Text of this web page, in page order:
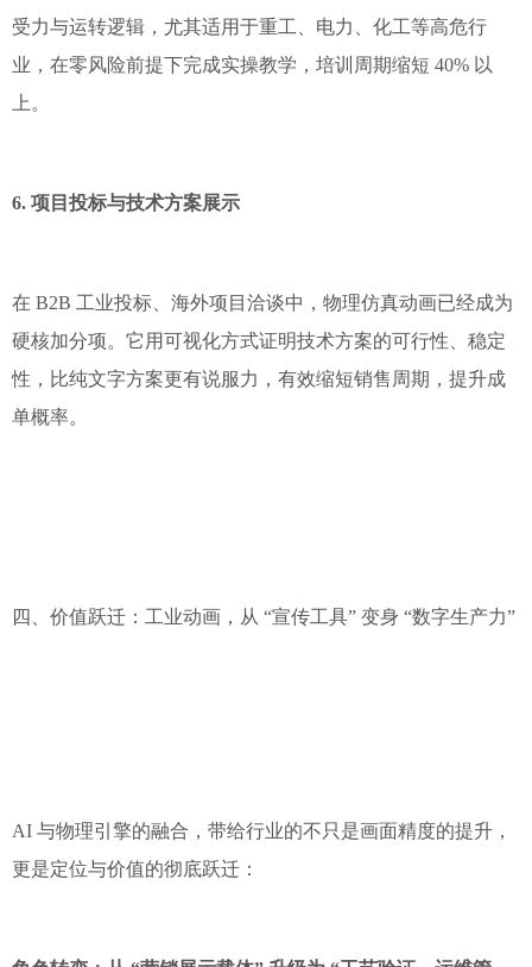
受力与运转逻辑，尤其适用于重工、电力、化工等高危行
业，在零风险前提下完成实操教学，培训周期缩短 40% 以
上。
6. 项目投标与技术方案展示
在 B2B 工业投标、海外项目洽谈中，物理仿真动画已经成为
硬核加分项。它用可视化方式证明技术方案的可行性、稳定
性，比纯文字方案更有说服力，有效缩短销售周期，提升成
单概率。
四、价值跃迁：工业动画，从 “宣传工具” 变身 “数字生产力”
AI 与物理引擎的融合，带给行业的不只是画面精度的提升，
更是定位与价值的彻底跃迁：